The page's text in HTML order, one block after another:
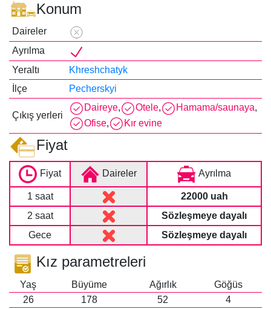
Konum
Daireler
Ayrılma
Yeraltı
Khreshchatyk
İlçe
Pecherskyi
Çıkış yerleri
Daireye, Otele, Hamama/saunaya,
Ofise, Kır evine
Fiyat
Fiyat Daireler Ayrılma
1 saat
22000 uah
2 saat
Sözleşmeye dayalı
Gece
Sözleşmeye dayalı
Kız parametreleri
Yaş Büyüme Ağırlık
Göğüs
26
178 52
4